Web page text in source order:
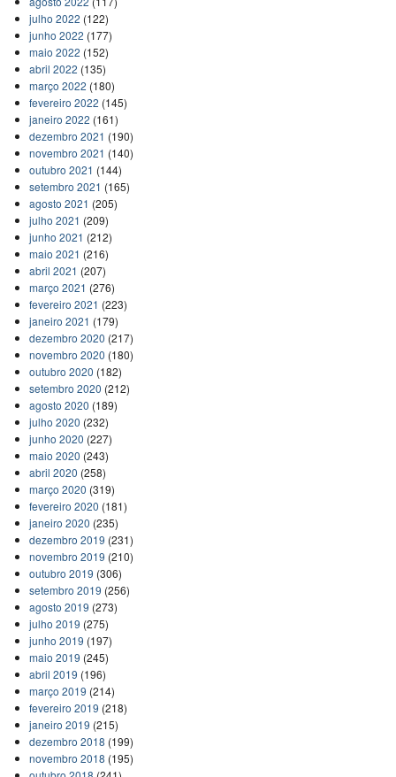
julho 2022 (122)
junho 2022 (177)
maio 2022 (152)
abril 2022 (135)
março 2022 (180)
fevereiro 2022 (145)
janeiro 2022 (161)
dezembro 2021 (190)
novembro 2021 (140)
outubro 2021 (144)
setembro 2021 (165)
agosto 2021 (205)
julho 2021 (209)
junho 2021 (212)
maio 2021 (216)
abril 2021 (207)
março 2021 (276)
fevereiro 2021 (223)
janeiro 2021 (179)
dezembro 2020 (217)
novembro 2020 (180)
outubro 2020 (182)
setembro 2020 (212)
agosto 2020 (189)
julho 2020 (232)
junho 2020 (227)
maio 2020 (243)
abril 2020 (258)
março 2020 (319)
fevereiro 2020 (181)
janeiro 2020 (235)
dezembro 2019 (231)
novembro 2019 (210)
outubro 2019 (306)
setembro 2019 (256)
agosto 2019 (273)
julho 2019 (275)
junho 2019 (197)
maio 2019 (245)
abril 2019 (196)
março 2019 (214)
fevereiro 2019 (218)
janeiro 2019 (215)
dezembro 2018 (199)
novembro 2018 (195)